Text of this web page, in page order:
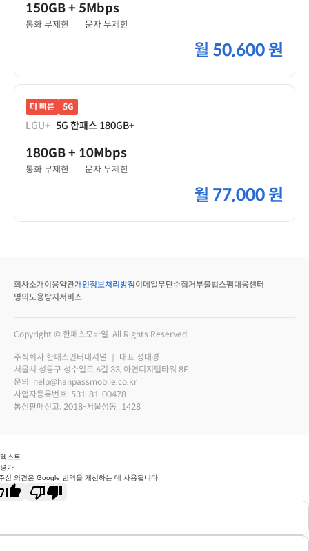
150GB+ 5Mbps
통화 무제한 문자 무제한
월 50,600 원
더 빠른 5G
LGU+ 5G 한패스 180GB+
180GB+ 10Mbps
통화 무제한 문자 무제한
월 77,000 원
회사소개 이용약관개인정보처리방침이메일무단수집거부불법스팸대응센터
명의도용방지서비스
Copyright © 한패스모바일. All Rights Reserved.
주식회사 한패스인터내셔널 ｜ 대표 성대경
서울시 성동구 성수일로 6길 33, 아연디지털타워 8F
문의: help@hanpassmobile.co.kr
사업자등록번호: 531-81-00478
통신판매신고: 2018-서울성동_1428
스트
가
신 의견은 Google 번역을 개선하는 데 사용됩니다.